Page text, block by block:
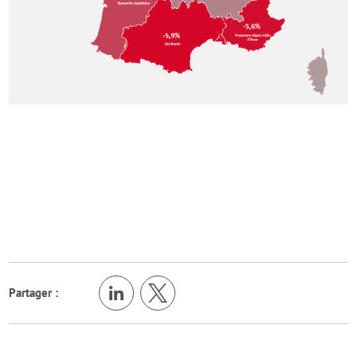
Partager :